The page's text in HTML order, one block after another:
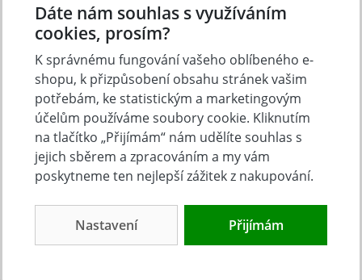
Přidat vlastní hodnocení
Tradice
23 let na trhu
Zboží skladem
Zázemí kamenné
Dáte nám souhlas s využíváním
cookies, prosím?
K správnému fungování vašeho oblíbeného e-
shopu, k přizpůsobení obsahu stránek vašim
potřebám, ke statistickým a marketingovým
účelům používáme soubory cookie. Kliknutím
na tlačítko „Přijímám“ nám udělíte souhlas s
jejich sběrem a zpracováním a my vám
poskytneme ten nejlepší zážitek z nakupování.
Nastavení Přijímám